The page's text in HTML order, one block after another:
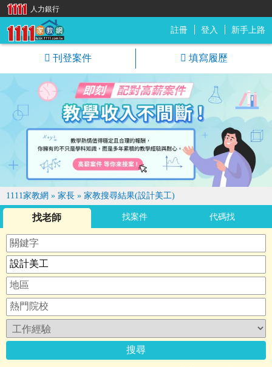
註冊 登入 新手上路
刊登案件 填寫履歷
1111家教網 » 家長 » 家教搜尋結果(設計美工)
找老師 找案件 代碼找
人力銀行